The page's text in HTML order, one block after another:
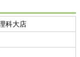
科大店